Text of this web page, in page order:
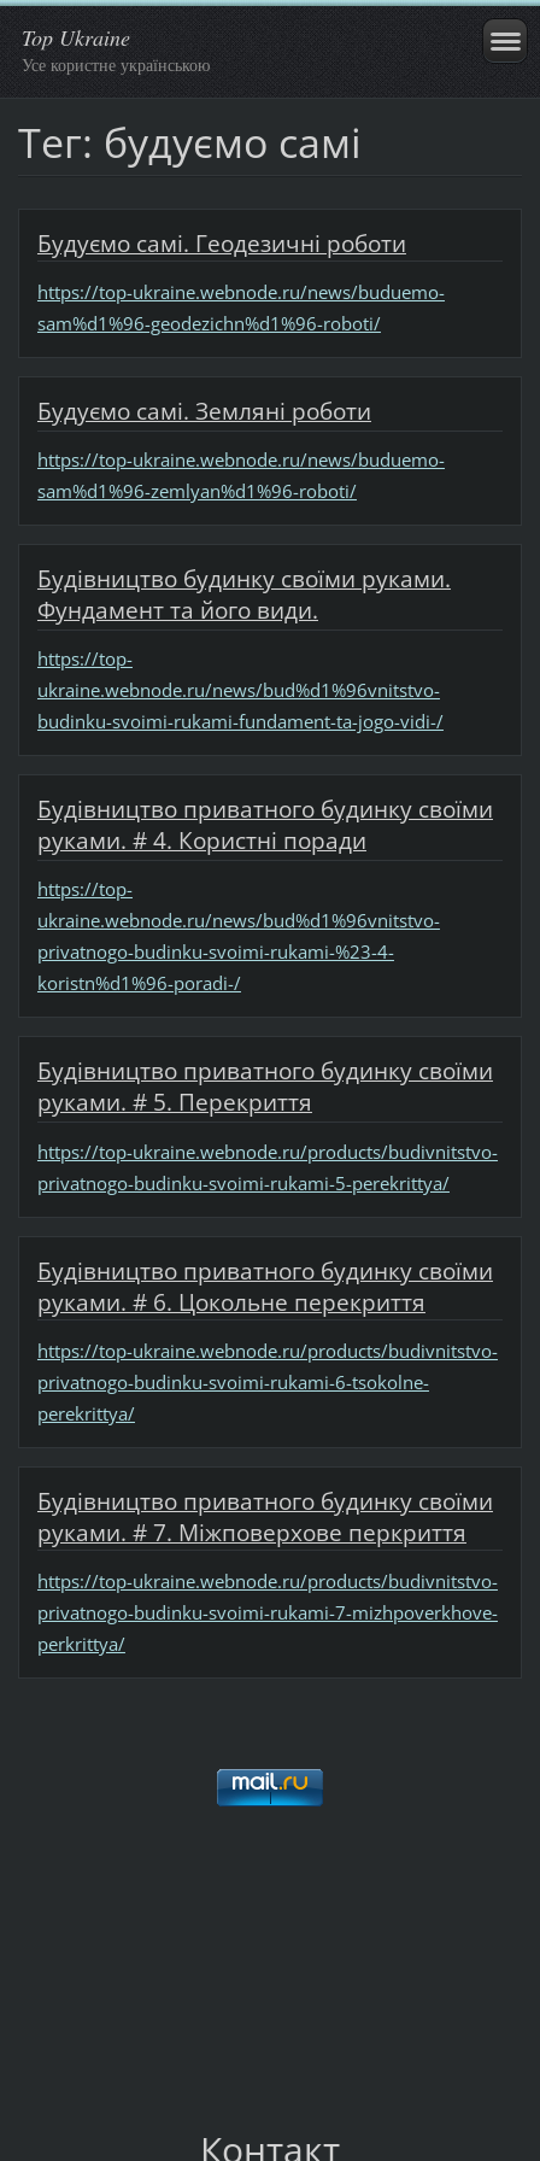
Top Ukraine
Усе користне українською
Тег: будуємо самі
Будуємо самі. Геодезичні роботи
https://top-ukraine.webnode.ru/news/buduemo-
sam%d1%96-geodezichn%d1%96-roboti/
Будуємо самі. Земляні роботи
https://top-ukraine.webnode.ru/news/buduemo-
sam%d1%96-zemlyan%d1%96-roboti/
Будівництво будинку своїми руками.
Фундамент та його види.
https://top-
ukraine.webnode.ru/news/bud%d1%96vnitstvo-
budinku-svoimi-rukami-fundament-ta-jogo-vidi-/
Будівництво приватного будинку своїми
руками. # 4. Користні поради
https://top-
ukraine.webnode.ru/news/bud%d1%96vnitstvo-
privatnogo-budinku-svoimi-rukami-%23-4-
koristn%d1%96-poradi-/
Будівництво приватного будинку своїми
руками. # 5. Перекриття
https://top-ukraine.webnode.ru/products/budivnitstvo-
privatnogo-budinku-svoimi-rukami-5-perekrittya/
Будівництво приватного будинку своїми
руками. # 6. Цокольне перекриття
https://top-ukraine.webnode.ru/products/budivnitstvo-
privatnogo-budinku-svoimi-rukami-6-tsokolne-
perekrittya/
Будівництво приватного будинку своїми
руками. # 7. Міжповерхове перкриття
https://top-ukraine.webnode.ru/products/budivnitstvo-
privatnogo-budinku-svoimi-rukami-7-mizhpoverkhove-
perkrittya/
Контакт